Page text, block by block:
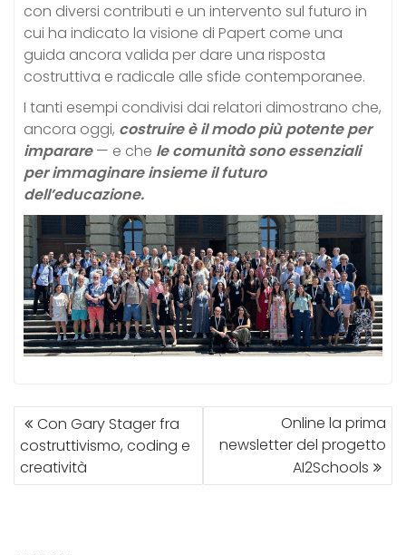
con diversi contributi e un intervento sul futuro in
cui ha indicato la visione di Papert come una
guida ancora valida per dare una risposta
costruttiva e radicale alle sfide contemporanee.
I tanti esempi condivisi dai relatori dimostrano che,
ancora oggi, costruire è il modo più potente per
imparare— e che le comunità sono essenziali
per immaginare insieme il futuro
dell’educazione.
NAVIGAZIONE
ARTICOLI
Con Gary Stager fra
costruttivismo, coding e
creatività
Online la prima
newsletter del progetto
AI2Schools